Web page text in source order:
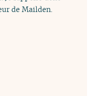
de Mailden.